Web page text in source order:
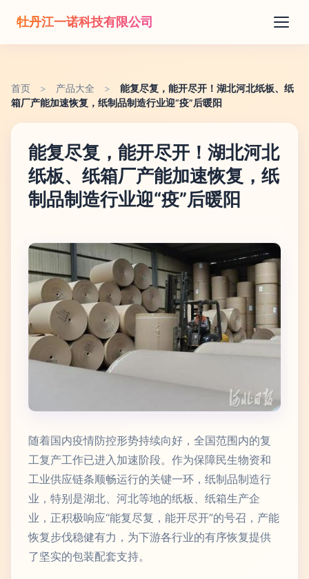
牡丹江一诺科技有限公司
首页 > 产品大全 >
能复尽复，能开尽开！湖北河北纸板、纸
箱厂产能加速恢复，纸制品制造行业迎“疫”后暖阳
能复尽复，能开尽开！湖北河北
纸板、纸箱厂产能加速恢复，纸
制品制造行业迎“疫”后暖阳
随着国内疫情防控形势持续向好，全国范围内的复
工复产工作已进入加速阶段。作为保障民生物资和
工业供应链条顺畅运行的关键一环，纸制品制造行
业，特别是湖北、河北等地的纸板、纸箱生产企
业，正积极响应“能复尽复，能开尽开”的号召，产能
恢复步伐稳健有力，为下游各行业的有序恢复提供
了坚实的包装配套支持。